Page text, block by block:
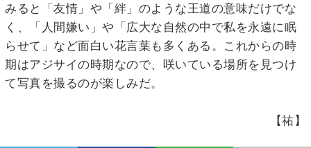
みると「友情」や「絆」のような王道の意味だけでな
く、「人間嫌い」や「広大な自然の中で私を永遠に眠
らせて」など面白い花言葉も多くある。これからの時
期はアジサイの時期なので、咲いている場所を見つけ
て写真を撮るのが楽しみだ。
【祐】